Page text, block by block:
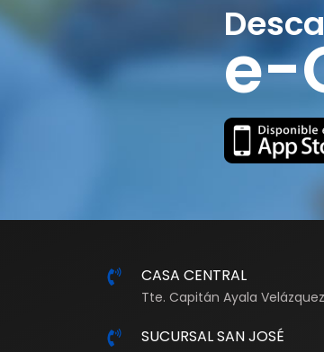
e-
CASA CENTRAL
Tte. Capitán Ayala
SUCURSAL SAN JOSÉ